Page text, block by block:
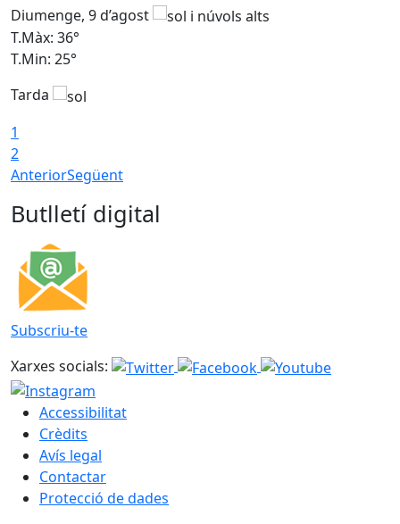
Diumenge, 9 d’agost
T.Màx: 36°
T.Min: 25°
Tarda
1
2
AnteriorSegüent
Butlletí digital
Subscriu-te
Xarxes socials:
Accessibilitat
Crèdits
Avís legal
Contactar
Protecció de dades